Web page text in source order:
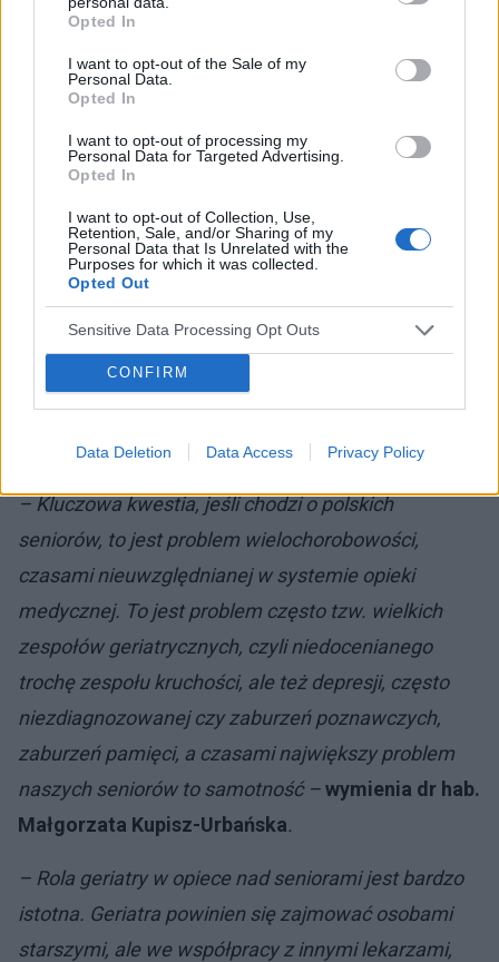
Opted In
I want to opt-out of the Sale of my
Personal Data.
Opted In
I want to opt-out of processing my
Personal Data for Targeted Advertising.
Opted In
I want to opt-out of Collection, Use,
Retention, Sale, and/or Sharing of my
Personal Data that Is Unrelated with the
Purposes for which it was collected.
Opted Out
Sensitive Data Processing Opt Outs
CONFIRM
Data Deletion Data Access Privacy Policy
potrzeb –mówi dr hab. Małgorzata Kupisz-
Wewnętrznych i Gerontokardiologii Szpitala im.
prof. Orłowskiego CMKP w Warszawie
Jak podkreśla, w nowym modelu opieki medycznej
dla seniorów należy położyć większy nacisk na
wielodyscyplinarność, czyli podejście, w którym
zespół ekspertów spojrzy kompleksowo na wiele
aspektów życia pacjenta: od jego zdrowia
fizycznego, przez zdrowie psychiczne,
samodzielność, sprawność funkcjonalną, mobilność,
– Kluczowa kwestia, jeśli chodzi o polskich
seniorów, to jest problem wielochorobowości,
czasami nieuwzględnianej w systemie opieki
medycznej. To jest problem często tzw. wielkich
zespołów geriatrycznych, czyli niedocenianego
trochę zespołu kruchości, ale też depresji, często
niezdiagnozowanej czy zaburzeń poznawczych,
zaburzeń pamięci, a czasami największy problem
naszych seniorów to samotność –wymienia dr hab.
Małgorzata Kupisz-Urbańska.
– Rola geriatry w opiece nad seniorami jest bardzo
istotna. Geriatra powinien się zajmować osobami
starszymi, ale we współpracy z innymi lekarzami,